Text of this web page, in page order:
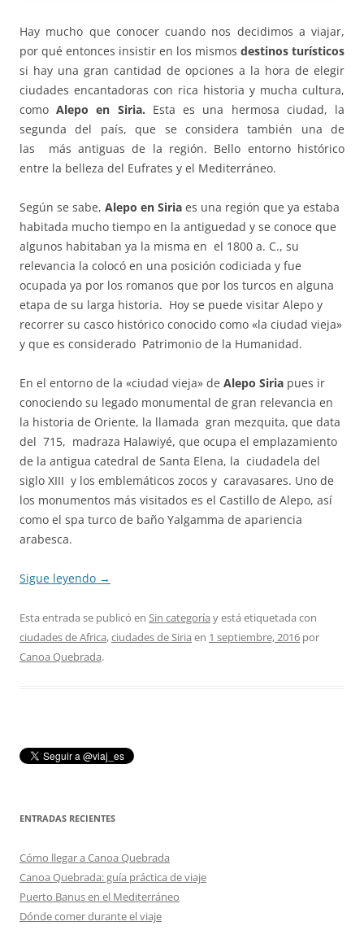
Hay mucho que conocer cuando nos decidimos a viajar,
por qué entonces insistir en los mismos destinos turísticos
si hay una gran cantidad de opciones a la hora de elegir
ciudades encantadoras con rica historia y mucha cultura,
comoAlepo en Siria. Esta es una hermosa ciudad, la
segunda del país, que se considera también una de
las más antiguas de la región. Bello entorno histórico
entre la belleza del Eufrates y el Mediterráneo.
Según se sabe, Alepo en Siria es una región que ya estaba
habitada mucho tiempo en la antiguedad y se conoce que
algunos habitaban ya la misma en el 1800 a. C., su
relevancia la colocó en una posición codiciada y fue
ocupada ya por los romanos que por los turcos en alguna
etapa de su larga historia. Hoy se puede visitar Alepo y
recorrer su casco histórico conocido como «la ciudad vieja»
y que es considerado Patrimonio de la Humanidad.
En el entorno de la «ciudad vieja» de Alepo Siria pues ir
conociendo su legado monumental de gran relevancia en
la historia de Oriente, la llamada gran mezquita, que data
del 715, madraza Halawiyé, que ocupa el emplazamiento
de la antigua catedral de Santa Elena, la ciudadela del
siglo XIII y los emblemáticos zocos y caravasares. Uno de
los monumentos más visitados es el Castillo de Alepo, así
como el spa turco de baño Yalgamma de apariencia
arabesca.
Sigue leyendo →
Esta entrada se publicó en Sin categoría y está etiquetada con
ciudades de Africa,ciudades de Siria en 1 septiembre, 2016 por
Canoa Quebrada.
ENTRADAS RECIENTES
Cómo llegar a Canoa Quebrada
Canoa Quebrada: guía práctica de viaje
Puerto Banus en el Mediterráneo
Dónde comer durante el viaje